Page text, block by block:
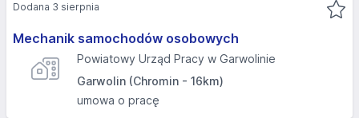
Mechanik samochodów osobowych
Powiatowy Urząd Pracy w Garwolinie
Garwolin (Chromin - 16km)
umowa o pracę
Dodana 3 sierpnia